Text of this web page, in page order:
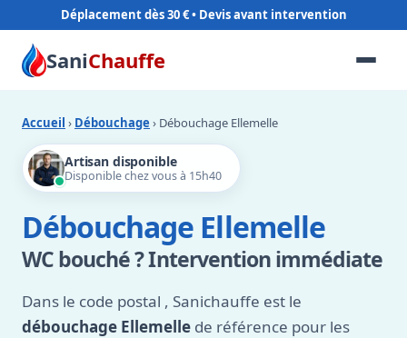
Déplacement dès 30 €
SaniChauffe
Accueil › Débouchage › Débouchage Ellemelle
Artisan disponible
Disponible chez vous à 15h40
Débouchage Ellemelle
WC bouché ? Intervention immédiate
Dans le code postal , Sanichauffe est le
débouchage Ellemelle de référence pour les